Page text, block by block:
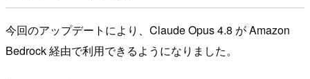
今回のアップデートにより、Claude Opus 4.8 が Amazon
Bedrock 経由で利用できるようになりました。